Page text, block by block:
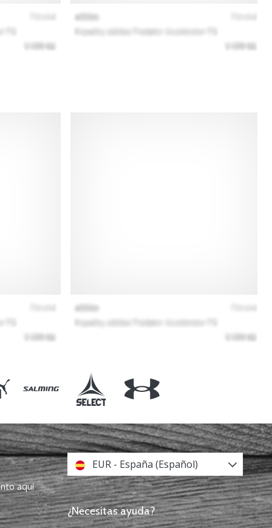
aquí
EUR - España (Español)
¿Necesitas ayuda?